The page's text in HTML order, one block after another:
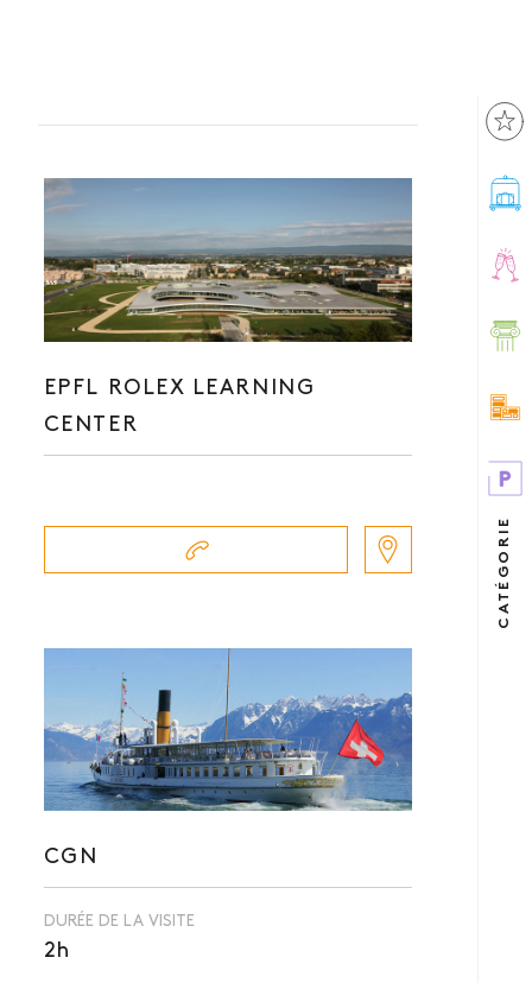
CATÉGORIE
EPFL ROLEX LEARNING
CENTER
CGN
DURÉE DE LA VISITE
2h